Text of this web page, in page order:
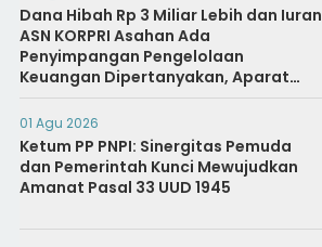
Dana Hibah Rp 3 Miliar Lebih dan Iuran
ASN KORPRI Asahan Ada
Penyimpangan Pengelolaan
Keuangan Dipertanyakan, Aparat
Diminta Segera Usut
01 Agu 2026
Ketum PP PNPI: Sinergitas Pemuda
dan Pemerintah Kunci Mewujudkan
Amanat Pasal 33 UUD 1945